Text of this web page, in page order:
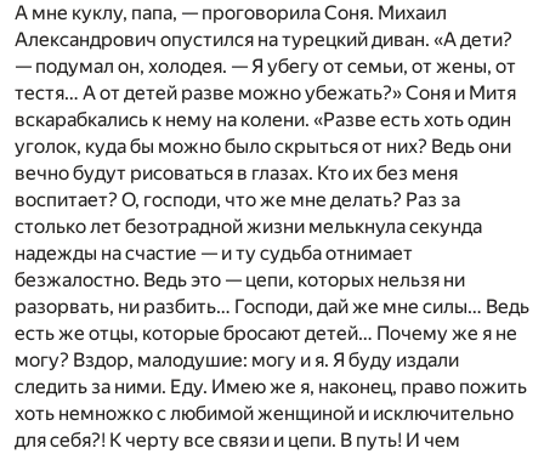
А мне куклу, папа, — проговорила Соня. Михаил
Александрович опустился на турецкий диван. «А дети?
— подумал он, холодея. — Я убегу от семьи, от жены, от
тестя… А от детей разве можно убежать?» Соня и Митя
вскарабкались к нему на колени. «Разве есть хоть один
уголок, куда бы можно было скрыться от них? Ведь они
вечно будут рисоваться в глазах. Кто их без меня
воспитает? О, господи, что же мне делать? Раз за
столько лет безотрадной жизни мелькнула секунда
надежды на счастие — и ту судьба отнимает
безжалостно. Ведь это — цепи, которых нельзя ни
разорвать, ни разбить… Господи, дай же мне силы… Ведь
есть же отцы, которые бросают детей… Почему же я не
могу? Вздор, малодушие: могу и я. Я буду издали
следить за ними. Еду. Имею же я, наконец, право пожить
хоть немножко с любимой женщиной и исключительно
для себя?! К черту все связи и цепи. В путь! И чем